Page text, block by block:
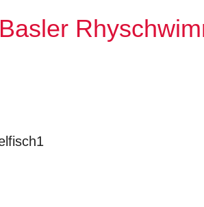
Basler